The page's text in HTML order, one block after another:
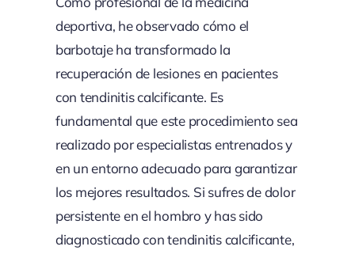
deportiva, he observado cómo el
barbotaje ha transformado la
recuperación de lesiones en pacientes
con tendinitis calcificante. Es
fundamental que este procedimiento sea
realizado por especialistas entrenados y
en un entorno adecuado para garantizar
los mejores resultados. Si sufres de dolor
persistente en el hombro y has sido
diagnosticado con tendinitis calcificante,